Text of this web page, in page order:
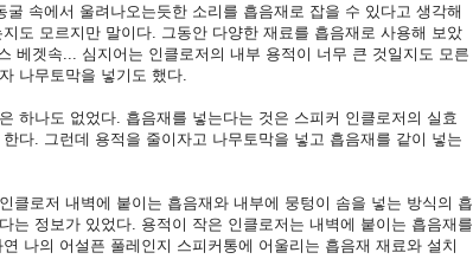
굴 속에서 울려나오는듯한 소리를 흡음재로 잡을 수 있다고 생각해
도 모르지만 말이다. 그동안 다양한 재료를 흡음재로 사용해 보았
베겟속... 심지어는 인클로저의 내부 용적이 너무 큰 것일지도 모른
나무토막을 넣기도 했다.
하나도 없었다. 흡음재를 넣는다는 것은 스피커 인클로저의 실효
다. 그런데 용적을 줄이자고 나무토막을 넣고 흡음재를 같이 넣는
클로저 내벽에 붙이는 흡음재와 내부에 뭉텅이 솜을 넣는 방식의 흡
는 정보가 있었다. 용적이 작은 인클로저는 내벽에 붙이는 흡음재를
나의 어설픈 풀레인지 스피커통에 어울리는 흡음재 재료와 설치